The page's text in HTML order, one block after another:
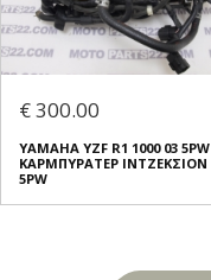
€ 300.00
YAMAHA YZF R1 1000 03 5PW
ΚΑΡΜΠΥΡΑΤΕΡ ΙΝΤΖΕΚΣΙΟΝ
5PW